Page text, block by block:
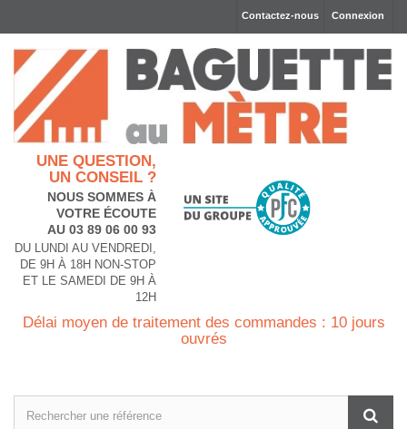
Connexion
Contactez-nous
UNE QUESTION,
UN CONSEIL ?
NOUS SOMMES À
VOTRE ÉCOUTE
AU 03 89 06 00 93
DU LUNDI AU VENDREDI,
DE 9H À 18H NON-STOP
ET LE SAMEDI DE 9H À
12H
Délai moyen de traitement des commandes : 10 jours
ouvrés